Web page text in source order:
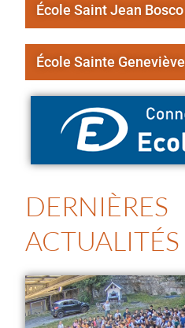
École Saint Jean Bosco
École Sainte Geneviève
DERNIÈRES
ACTUALITÉS